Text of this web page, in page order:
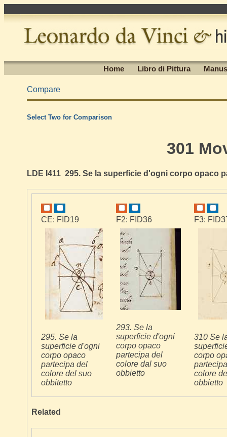
Home Libro di Pittura
Compare
Select Two for Comparison
301
LDE I411 295. Se la superficie d'ogni corpo opaco
CE: FID19
295. Se la
superficie d'ogni
corpo opaco
partecipa del
colore del suo
obbitetto
F2: FID36
293. Se la
superficie d'ogni
corpo opaco
partecipa del
colore dal suo
obbietto
F3:
310 Se
corpo
colore
obbietto
Related